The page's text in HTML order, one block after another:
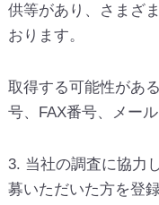
供等があり、さまざ
おります。
取得する可能性があ
号、FAX番号、メー
3. 当社の調査に協力
募いただいた方を登